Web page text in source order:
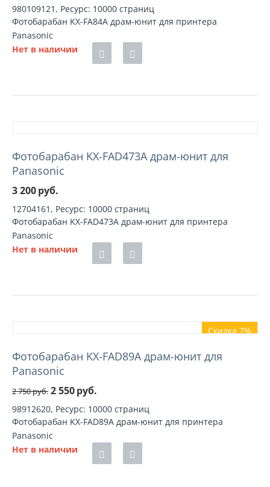
980109121, Ресурс: 10000 страниц
Фотобарабан KX-FA84A драм-юнит для принтера
Panasonic
Нет в наличии
Фотобарабан KX-FAD473A драм-юнит для
Panasonic
3 200руб.
12704161, Ресурс: 10000 страниц
Фотобарабан KX-FAD473A драм-юнит для принтера
Panasonic
Нет в наличии
Скидка 7%
Фотобарабан KX-FAD89A драм-юнит для
Panasonic
2 750руб. 2 550руб.
98912620, Ресурс: 10000 страниц
Фотобарабан KX-FAD89A драм-юнит для принтера
Panasonic
Нет в наличии